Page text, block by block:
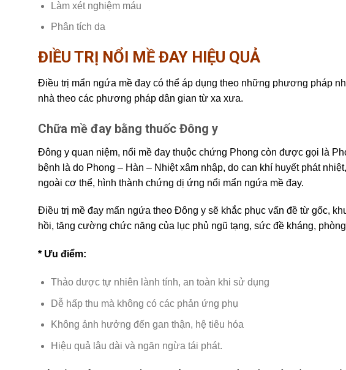
Làm xét nghiệm máu
Phân tích da
ĐIỀU TRỊ NỔI MỀ ĐAY HIỆU QUẢ
Điều trị mẩn ngứa mề đay có thể áp dụng theo những phương pháp
nhà theo các phương pháp dân gian từ xa xưa.
Chữa mề đay bằng thuốc Đông y
Đông y quan niệm, nổi mề đay thuộc chứng Phong còn được gọi là
bệnh là do Phong – Hàn – Nhiệt xâm nhập, do can khí huyết phát
ngoài cơ thể, hình thành chứng dị ứng nổi mẩn ngứa mề đay.
Điều trị mề đay mẩn ngứa theo Đông y sẽ khắc phục vấn đề từ gốc,
hồi, tăng cường chức năng của lục phủ ngũ tạng, sức đề kháng,
* Ưu điểm:
Thảo dược tự nhiên lành tính, an toàn khi sử dụng
Dễ hấp thu mà không có các phản ứng phụ
Không ảnh hưởng đến gan thận, hệ tiêu hóa
Hiệu quả lâu dài và ngăn ngừa tái phát.